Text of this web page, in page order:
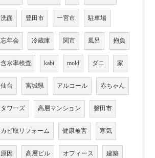
洗面 豊田市 一宮市 駐車場
忘年会 冷蔵庫 関市 風呂 抱負
含水率検査 kabi mold ダニ 家
仙台 宮城県 アルコール 赤ちゃん
タワーズ 高層マンション 磐田市
カビ取リフォーム 健康被害 寒気
原因 高層ビル オフィース 建築